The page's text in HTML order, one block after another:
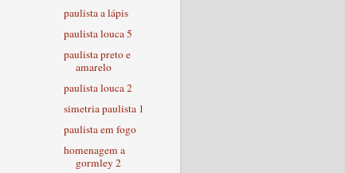
paulista a lápis
paulista louca 5
paulista preto e
amarelo
paulista louca 2
simetria paulista 1
paulista em fogo
homenagem a
gormley 2